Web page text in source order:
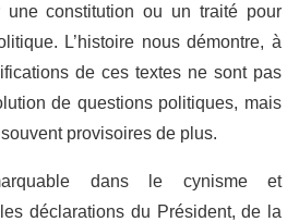
constitution ou un traité pour
L’histoire nous démontre, à
de ces textes ne sont pas
de questions politiques, mais
provisoires de plus.
dans le cynisme et
les déclarations du Président, de la